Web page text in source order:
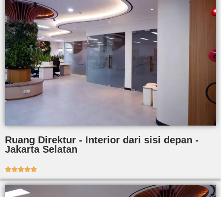
Ruang Direktur - Interior dari sisi depan -
Jakarta Selatan
